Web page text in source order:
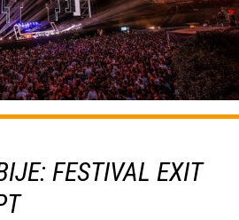
FESTIVAL EXIT